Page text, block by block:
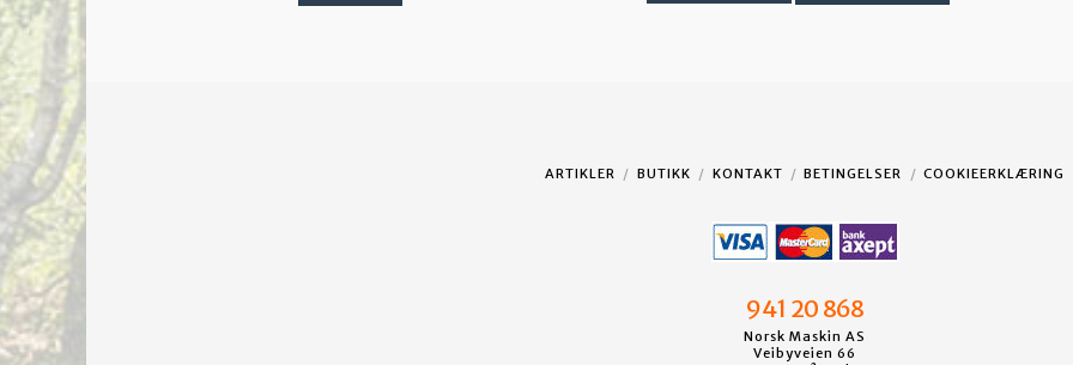
ARTIKLER BUTIKK KONTAKT BETINGELSER COOKIEERKLÆRING
941 20 868
Norsk Maskin AS
Veibyveien 66